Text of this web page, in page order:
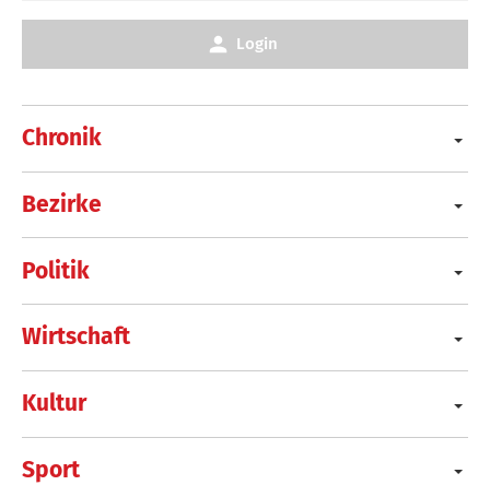
Chronik
Bezirke
Politik
Wirtschaft
Kultur
Sport
Login